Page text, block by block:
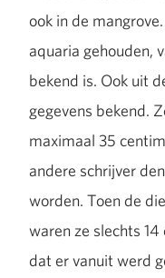
ook in de
aquaria gehouden,
bekend is. Ook uit
gegevens bekend.
maximaal 35
andere schrijver
worden. Toen de
waren ze slechts
dat er vanuit werd